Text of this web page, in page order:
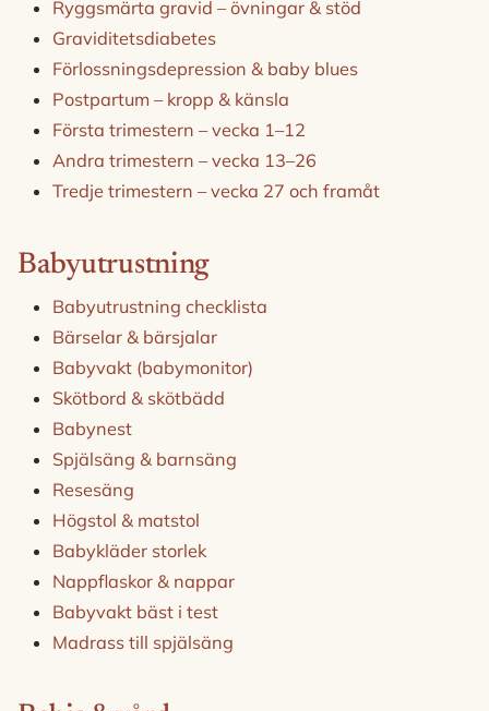
Ryggsmärta gravid – övningar & stöd
Graviditetsdiabetes
Förlossningsdepression & baby blues
Postpartum – kropp & känsla
Första trimestern – vecka 1–12
Andra trimestern – vecka 13–26
Tredje trimestern – vecka 27 och framåt
Babyutrustning
Babyutrustning checklista
Bärselar & bärsjalar
Babyvakt (babymonitor)
Skötbord & skötbädd
Babynest
Spjälsäng & barnsäng
Resesäng
Högstol & matstol
Babykläder storlek
Nappflaskor & nappar
Babyvakt bäst i test
Madrass till spjälsäng